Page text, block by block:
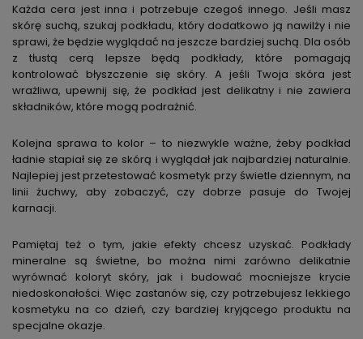
Każda cera jest inna i potrzebuje czegoś innego. Jeśli masz
skórę suchą, szukaj podkładu, który dodatkowo ją nawilży i nie
sprawi, że będzie wyglądać na jeszcze bardziej suchą. Dla osób
z tłustą cerą lepsze będą podkłady, które pomagają
kontrolować błyszczenie się skóry. A jeśli Twoja skóra jest
wrażliwa, upewnij się, że podkład jest delikatny i nie zawiera
składników, które mogą podrażnić.
Kolejna sprawa to kolor – to niezwykle ważne, żeby podkład
ładnie stapiał się ze skórą i wyglądał jak najbardziej naturalnie.
Najlepiej jest przetestować kosmetyk przy świetle dziennym, na
linii żuchwy, aby zobaczyć, czy dobrze pasuje do Twojej
karnacji.
Pamiętaj też o tym, jakie efekty chcesz uzyskać. Podkłady
mineralne są świetne, bo można nimi zarówno delikatnie
wyrównać koloryt skóry, jak i budować mocniejsze krycie
niedoskonałości. Więc zastanów się, czy potrzebujesz lekkiego
kosmetyku na co dzień, czy bardziej kryjącego produktu na
specjalne okazje.